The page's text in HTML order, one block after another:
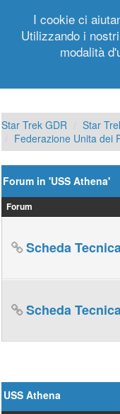
Star Trek GDR Star
Federazione Unita dei
Forum in 'USS Athena'
Forum
Scheda
Scheda
USS Athena
I cookie ci
Utilizzando i
modalità